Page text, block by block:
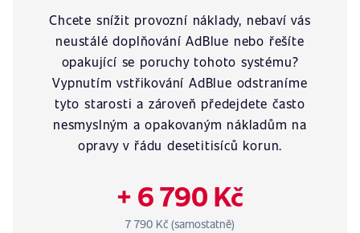
Chcete snížit provozní náklady, nebaví vás
neustálé doplňování AdBlue nebo řešíte
opakující se poruchy tohoto systému?
Vypnutím vstřikování AdBlue odstraníme
tyto starosti a zároveň předejdete často
nesmyslným a opakovaným nákladům na
opravy v řádu desetitisíců korun.
+ 6 790 Kč
7 790 Kč (samostatně)